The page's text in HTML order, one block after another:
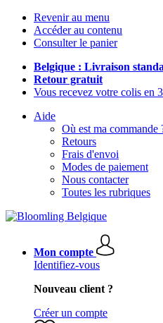
Revenir au menu
Accéder au contenu
Consulter le panier
Belgique : Livraison
Retour gratuit
Vous recevez votre colis en
Aide
Où est ma commande
Retours
Frais d'envoi
Modes de paiement
Nous contacter
Toutes les rubriques
Mon compte
Identifiez-vous
Nouveau client ?
Créer un compte